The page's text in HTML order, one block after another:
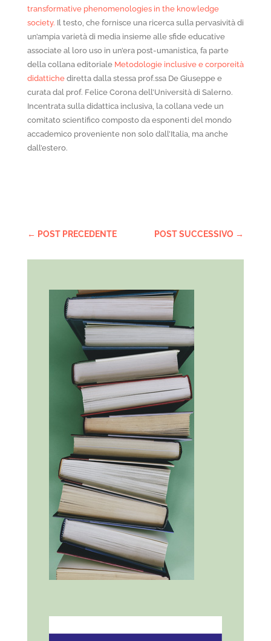
transformative phenomenologies in the knowledge
society. Il testo, che fornisce una ricerca sulla pervasività di
un’ampia varietà di media insieme alle sfide educative
associate al loro uso in un’era post-umanistica, fa parte
della collana editoriale Metodologie inclusive e corporeità
didattichediretta dalla stessa prof.ssa De Giuseppe e
curata dal prof. Felice Corona dell’Università di Salerno.
Incentrata sulla didattica inclusiva, la collana vede un
comitato scientifico composto da esponenti del mondo
accademico proveniente non solo dall’Italia, ma anche
dall’estero.
← POST PRECEDENTE POST SUCCESSIVO →